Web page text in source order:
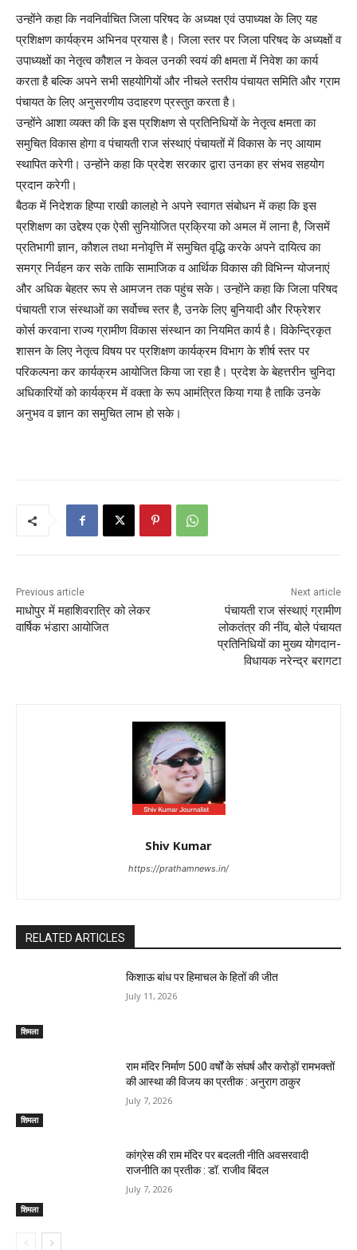
उन्होंने कहा कि नवनिर्वाचित जिला परिषद के अध्यक्ष एवं उपाध्यक्ष के लिए यह
प्रशिक्षण कार्यक्रम अभिनव प्रयास है। जिला स्तर पर जिला परिषद के अध्यक्षों व
उपाध्यक्षों का नेतृत्व कौशल न केवल उनकी स्वयं की क्षमता में निवेश का कार्य
करता है बल्कि अपने सभी सहयोगियों और नीचले स्तरीय पंचायत समिति और ग्राम
पंचायत के लिए अनुसरणीय उदाहरण प्रस्तुत करता है।
उन्होंने आशा व्यक्त की कि इस प्रशिक्षण से प्रतिनिधियों के नेतृत्व क्षमता का
समुचित विकास होगा व पंचायती राज संस्थाएं पंचायतों में विकास के नए आयाम
स्थापित करेगी। उन्होंने कहा कि प्रदेश सरकार द्वारा उनका हर संभव सहयोग
प्रदान करेगी।
बैठक में निदेशक हिप्पा राखी कालहो ने अपने स्वागत संबोधन में कहा कि इस
प्रशिक्षण का उद्देश्य एक ऐसी सुनियोजित प्रक्रिया को अमल में लाना है, जिसमें
प्रतिभागी ज्ञान, कौशल तथा मनोवृत्ति में समुचित वृद्धि करके अपने दायित्व का
समग्र निर्वहन कर सके ताकि सामाजिक व आर्थिक विकास की विभिन्न योजनाएं
और अधिक बेहतर रूप से आमजन तक पहुंच सके। उन्होंने कहा कि जिला परिषद
पंचायती राज संस्थाओं का सर्वोच्च स्तर है, उनके लिए बुनियादी और रिफ्रेशर
कोर्स करवाना राज्य ग्रामीण विकास संस्थान का नियमित कार्य है। विकेन्द्रिकृत
शासन के लिए नेतृत्व विषय पर प्रशिक्षण कार्यक्रम विभाग के शीर्ष स्तर पर
परिकल्पना कर कार्यक्रम आयोजित किया जा रहा है। प्रदेश के बेहत्तरीन चुनिदा
अधिकारियों को कार्यक्रम में वक्ता के रूप आमंत्रित किया गया है ताकि उनके
अनुभव व ज्ञान का समुचित लाभ हो सके।
Previous article
माधोपुर में महाशिवरात्रि को लेकर
वार्षिक भंडारा आयोजित
Next article
पंचायती राज संस्थाएं ग्रामीण
लोकतंत्र की नींव, बोले पंचायत
प्रतिनिधियों का मुख्य योगदान-
विधायक नरेन्द्र बरागटा
Shiv Kumar
https://prathamnews.in/
RELATED ARTICLES
शिमला
किशाऊ बांध पर हिमाचल के हितों की जीत
July 11, 2026
शिमला
राम मंदिर निर्माण 500 वर्षों के संघर्ष और करोड़ों रामभक्तों
की आस्था की विजय का प्रतीक : अनुराग ठाकुर
July 7, 2026
शिमला
कांग्रेस की राम मंदिर पर बदलती नीति अवसरवादी
राजनीति का प्रतीक : डॉ. राजीव बिंदल
July 7, 2026